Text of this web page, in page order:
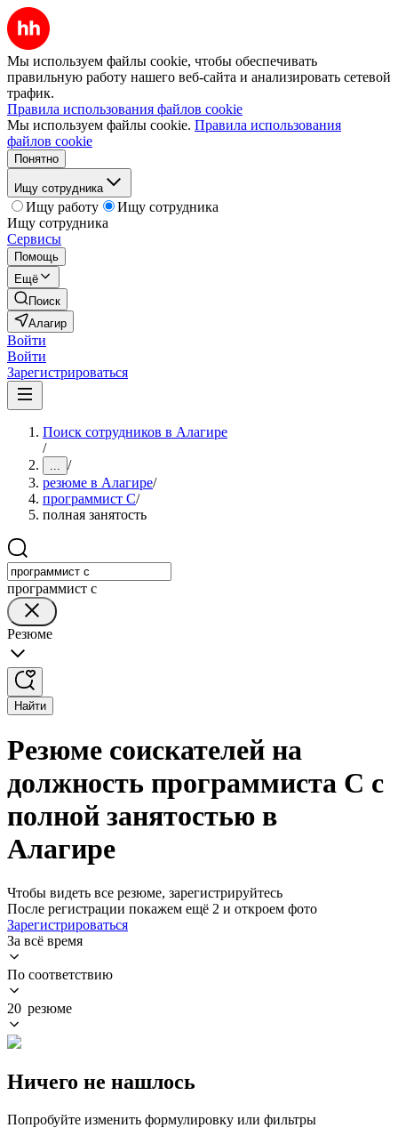
Мы используем файлы cookie, чтобы обеспечивать
правильную работу нашего веб-сайта и анализировать сетевой
трафик.
Правила использования файлов cookie
Мы используем файлы cookie. Правила использования
файлов cookie
Понятно
Ищу сотрудника
Ищу работу
Ищу сотрудника
Ищу сотрудника
Сервисы
Помощь
Ещё
Поиск
Алагир
Войти
Войти
Зарегистрироваться
Поиск сотрудников в Алагире
/
... /
резюме в Алагире/
программист C/
полная занятость
программист c
Резюме
Найти
Резюме соискателей на
должность программиста C с
полной занятостью в
Алагире
Чтобы видеть все резюме, зарегистрируйтесь
После регистрации покажем ещё 2 и откроем фото
Зарегистрироваться
За всё время
По соответствию
20 резюме
Ничего не нашлось
Попробуйте изменить формулировку или фильтры